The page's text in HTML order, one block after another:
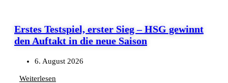
Erstes Testspiel, erster Sieg – HSG gewinnt
den Auftakt in die neue Saison
6. August 2026
Weiterlesen